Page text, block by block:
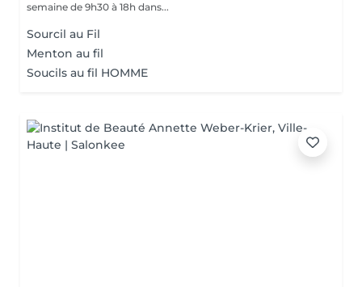
semaine de 9h30 à 18h dans...
Sourcil au Fil
Menton au fil
Soucils au fil HOMME